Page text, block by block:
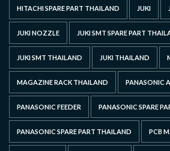
HITACHI SPARE PART THAILAND JUKI
JUKI NOZZLE JUKI SMT SPARE PART
JUKI SMT THAILAND JUKI THAILAND
MAGAZINE RACK THAILAND PANASONIC
PANASONIC FEEDER PANASONIC SPARE
PANASONIC SPARE PART THAILAND PCB